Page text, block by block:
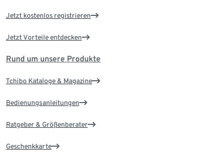
Jetzt kostenlos registrieren
Jetzt Vorteile entdecken
Rund um unsere Produkte
Tchibo Kataloge & Magazine
Bedienungsanleitungen
Ratgeber & Größenberater
Geschenkkarte